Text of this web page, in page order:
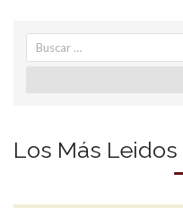
Search
Los Más Leidos